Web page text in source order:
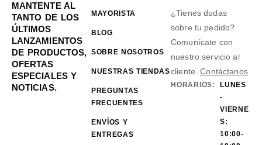
MANTENTE AL
TANTO DE LOS
ÚLTIMOS
LANZAMIENTOS
DE PRODUCTOS,
OFERTAS
ESPECIALES Y
NOTICIAS.
MAYORISTA
BLOG
SOBRE NOSOTROS
NUESTRAS TIENDAS
PREGUNTAS
FRECUENTES
ENVÍOS Y
ENTREGAS
¿Tienes dudas
sobre tu pedido?
Comunícate con
nuestro servicio al
cliente.Contáctanos
HORARIOS:
LUNES
-
VIERNE
S:
10:00-